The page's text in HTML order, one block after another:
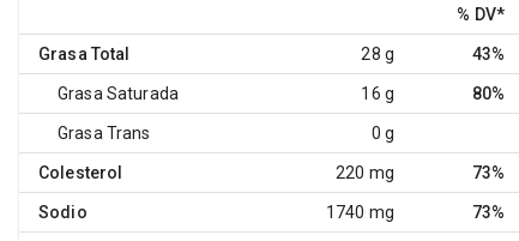
% DV*
Grasa Total 28 g 43%
Grasa Saturada 16 g 80%
Grasa Trans 0 g
Colesterol 220 mg 73%
Sodio 1740 mg 73%